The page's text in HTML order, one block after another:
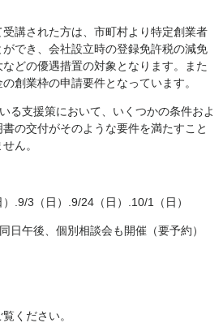
講された方は、市町村より特定創業者
でき、会社設立時の登録免許税の減免
どの優遇措置の対象となります。また
創業枠の申請要件となっています。
る支援策において、いくつかの条件およ
の交付がそのような要件を満たすこと
ん。
.9/3（日）.9/24（日）.10/1（日）
午後、個別相談会も開催（要予約）
ください。